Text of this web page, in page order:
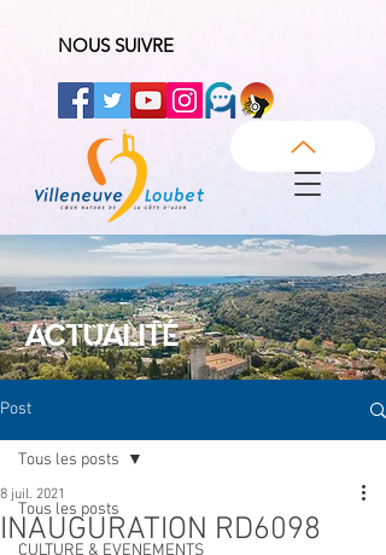
NOUS SUIVRE
ACTUALITÉ
Post
Tous les posts
CULTURE & EVENEMENTS
Tous les posts
INAUGURATION RD6098
8 juil. 2021